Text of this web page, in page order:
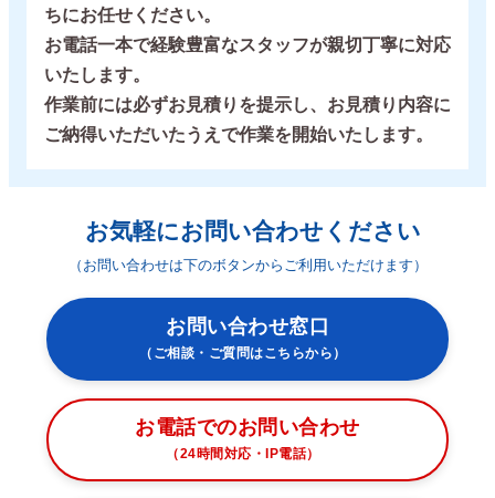
ちにお任せください。
お電話一本で経験豊富なスタッフが親切丁寧に対応
いたします。
作業前には必ずお見積りを提示し、お見積り内容に
ご納得いただいたうえで作業を開始いたします。
お気軽にお問い合わせください
（お問い合わせは下のボタンからご利用いただけます）
お問い合わせ窓口
（ご相談・ご質問はこちらから）
お電話でのお問い合わせ
（24時間対応・IP電話）